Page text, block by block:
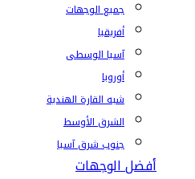
جميع الوجهات
أفريقيا
آسيا الوسطى
أوروبا
شبه القارة الهندية
الشرق الأوسط
جنوب شرق آسيا
أفضل الوجهات